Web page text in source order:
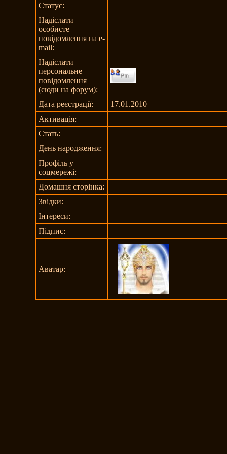
Статус:
Надіслати
особисте
повідомлення на e-
mail:
Надіслати
персональне
повідомлення
(сюди на форум):
Дата реєстрації:
17.01.2010
Активація:
Стать:
День народження:
Профіль у
соцмережі:
Домашня сторінка:
Звідки:
Інтереси:
Підпис:
Аватар: